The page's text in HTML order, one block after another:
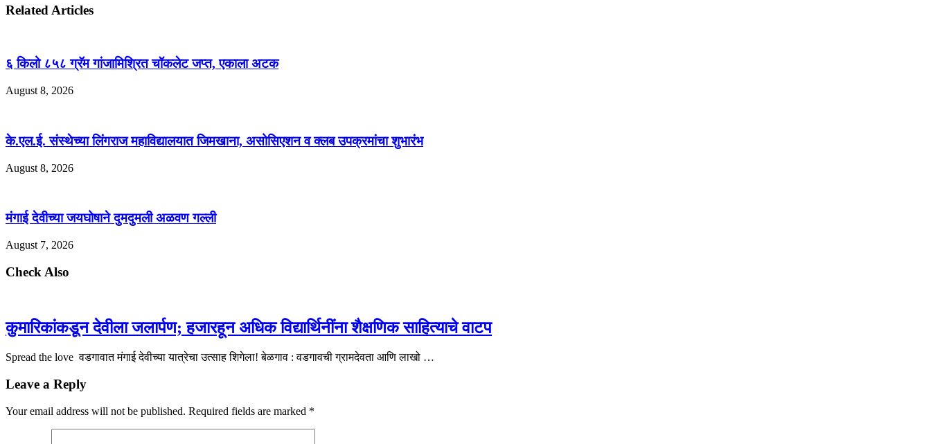
Related Articles
६ किलो ८५८ ग्रॅम गांजामिश्रित चॉकलेट जप्त, एकाला अटक
August 8, 2026
के.एल.ई. संस्थेच्या लिंगराज महाविद्यालयात जिमखाना, असोसिएशन व क्लब उपक्रमांचा शुभारंभ
August 8, 2026
मंगाई देवीच्या जयघोषाने दुमदुमली अळवण गल्ली
August 7, 2026
Check Also
कुमारिकांकडून देवीला जलार्पण; हजारहून अधिक विद्यार्थिनींना शैक्षणिक साहित्याचे वाटप
Spread the love वडगावात मंगाई देवीच्या यात्रेचा उत्साह शिगेला! बेळगाव : वडगावची ग्रामदेवता आणि लाखो …
Leave a Reply
Your email address will not be published. Required fields are marked *